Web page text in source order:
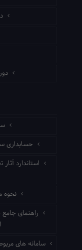
حسابداری
استاندارد
نحوه
راهنمای
سامانه های